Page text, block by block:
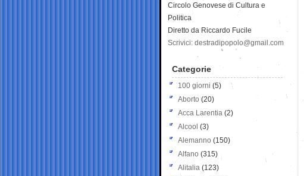
Circolo Genovese di Cultura e
Politica
Diretto da Riccardo Fucile
Scrivici: destradipopolo@gmail.com
Categorie
100 giorni (5)
Aborto (20)
Acca Larentia (2)
Alcool (3)
Alemanno (150)
Alfano (315)
Alitalia (123)